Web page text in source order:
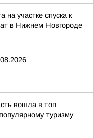
на участке спуска к
в Нижнем Новгороде
вошла в топ
туризму